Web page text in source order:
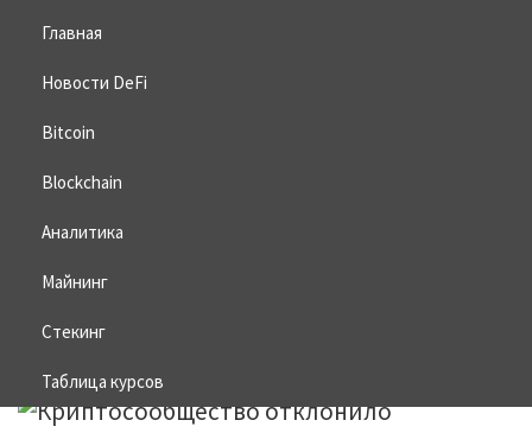
Главная
Новости DeFi
Bitcoin
Blockchain
Аналитика
Майнинг
Стекинг
Таблица курсов
Home»Bitcoin
предложение Марка Карпелеса
по возврату $5 млрд в BTC
02.03.2026